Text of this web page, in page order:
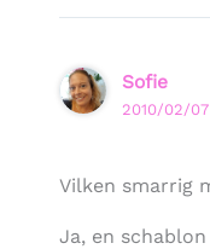
Sofie
2010/02/
Vilken smarrig
Ja, en